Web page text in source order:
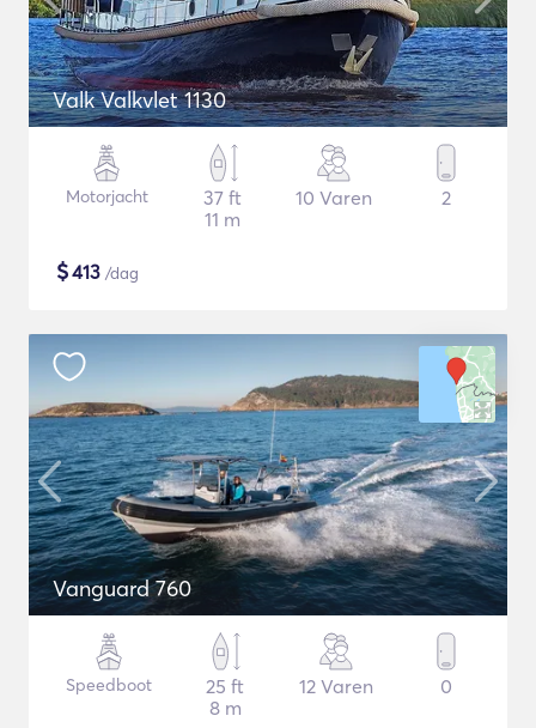
Valk Valkvlet 1130
Motorjacht
37 ft
11 m
10 Varen 2
$413 /dag
Vanguard 760
Speedboot
25 ft
8 m
12 Varen 0